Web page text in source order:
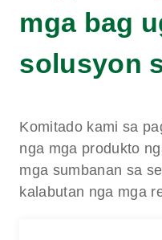
mga bag
solusyon
Komitado kami sa
nga mga produkto
mga sumbanan sa
kalabutan nga mga